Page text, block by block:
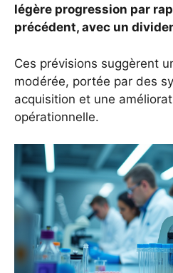
légère progression par
précédent, avec un
Ces prévisions suggèrent
modérée, portée par des
acquisition et une
opérationnelle.